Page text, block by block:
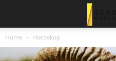
Home Horoskop